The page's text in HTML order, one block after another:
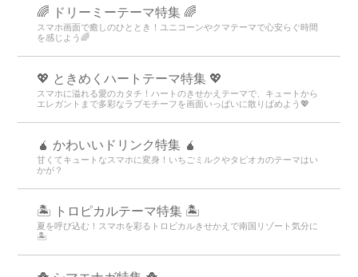
🌈 ドリーミーテーマ特集 🌈
スマホ画面で癒しのひととき！ユニコーンやクマテーマで心安らぐ時間
を感じよう🌈
💖 ときめくハートテーマ特集 💖
スマホに溢れる愛のカタチ！ハートのきせかえテーマで、キュートから
エレガントまで多彩なラブモチーフを画面いっぱいに散りばめよう💖
🧉 かわいいドリンク特集 🧉
甘くてキュートなスマホに変身！いちごミルクやタピオカのテーマはい
かが？
🏝️ トロピカルテーマ特集 🏝️
夏を呼び込む！スマホを彩るトロピカルきせかえで南国リゾート気分に
🏝️